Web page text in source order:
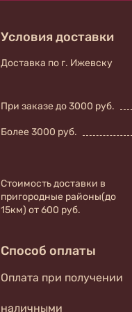
Условия доставки
Доставка по г. Ижевску
При заказе до 3000 руб.
Более 3000 руб.
Стоимость доставки в
пригородные районы(до
15км) от 600 руб.
Способ оплаты
Оплата при получении
наличными